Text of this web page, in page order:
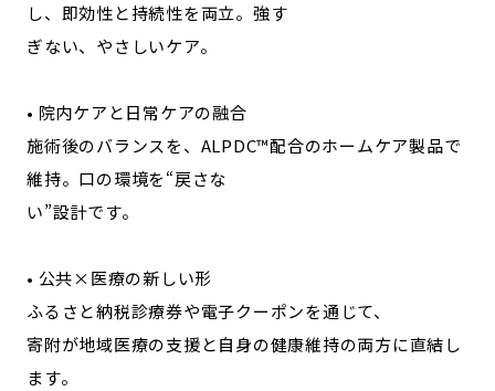
し、即効性と持続性を両立。強す
ぎない、やさしいケア。
• 院内ケアと日常ケアの融合
施術後のバランスを、ALPDC™配合のホームケア製品で
維持。口の環境を“戻さな
い”設計です。
• 公共×医療の新しい形
ふるさと納税診療券や電子クーポンを通じて、
寄附が地域医療の支援と自身の健康維持の両方に直結し
ます。